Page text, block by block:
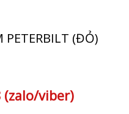
PETERBILT (ĐỎ)
(zalo/viber)